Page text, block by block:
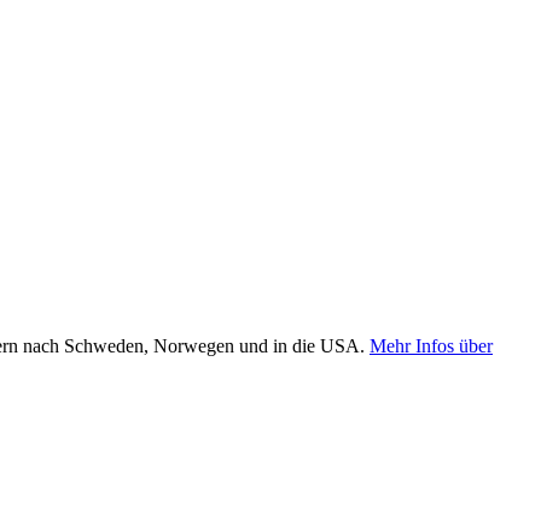
nach Schweden, Norwegen und in die USA. Mehr Infos über